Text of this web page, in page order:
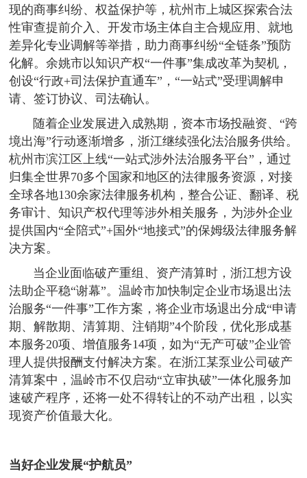
现的商事纠纷、权益保护等，杭州市上城区探索合法
性审查提前介入、开发市场主体自主合规应用、就地
差异化专业调解等举措，助力商事纠纷“全链条”预防
化解。余姚市以知识产权“一件事”集成改革为契机，
创设“行政+司法保护直通车”，“一站式”受理调解申
请、签订协议、司法确认。
随着企业发展进入成熟期，资本市场投融资、“跨
境出海”行动逐渐增多，浙江继续强化法治服务供给。
杭州市滨江区上线“一站式涉外法治服务平台”，通过
归集全世界70多个国家和地区的法律服务资源，对接
全球各地130余家法律服务机构，整合公证、翻译、税
务审计、知识产权代理等涉外相关服务，为涉外企业
提供国内“全陪式”+国外“地接式”的保姆级法律服务解
决方案。
当企业面临破产重组、资产清算时，浙江想方设
法助企平稳“谢幕”。温岭市加快制定企业市场退出法
治服务“一件事”工作方案，将企业市场退出分成“申请
期、解散期、清算期、注销期”4个阶段，优化形成基
本服务20项、增值服务14项，如为“无产可破”企业管
理人提供报酬支付解决方案。在浙江某泵业公司破产
清算案中，温岭市不仅启动“立审执破”一体化服务加
速破产程序，还将一处不得转让的不动产出租，以实
现资产价值最大化。
当好企业发展“护航员”